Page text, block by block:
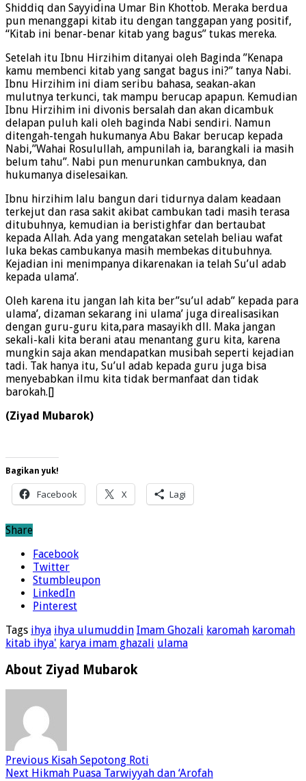
Setelah itu kitab Ihya itu diberikan kepada Abu Bakar As-
Shiddiq dan Sayyidina Umar Bin Khottob. Meraka berdua
pun menanggapi kitab itu dengan tanggapan yang positif,
Setelah itu Ibnu Hirzihim ditanyai oleh Baginda ”Kenapa
kamu membenci kitab yang sangat bagus ini?” tanya Nabi.
Ibnu Hirzihim ini diam seribu bahasa, seakan-akan
mulutnya terkunci, tak mampu berucap apapun. Kemudian
Ibnu Hirzihim ini divonis bersalah dan akan dicambuk
delapan puluh kali oleh baginda Nabi sendiri. Namun
ditengah-tengah hukumanya Abu Bakar berucap kepada
Nabi,”Wahai Rosulullah, ampunilah ia, barangkali ia masih
belum tahu”. Nabi pun menurunkan cambuknya, dan
Ibnu hirzihim lalu bangun dari tidurnya dalam keadaan
terkejut dan rasa sakit akibat cambukan tadi masih terasa
ditubuhnya, kemudian ia beristighfar dan bertaubat
kepada Allah. Ada yang mengatakan setelah beliau wafat
luka bekas cambukanya masih membekas ditubuhnya.
Kejadian ini menimpanya dikarenakan ia telah Su’ul adab
Oleh karena itu jangan lah kita ber”su’ul adab” kepada para
ulama’, dizaman sekarang ini ulama’ juga direalisasikan
dengan guru-guru kita,para masayikh dll. Maka jangan
sekali-kali kita berani atau menantang guru kita, karena
mungkin saja akan mendapatkan musibah seperti kejadian
tadi. Tak hanya itu, Su’ul adab kepada guru juga bisa
menyebabkan ilmu kita tidak bermanfaat dan tidak
Bagikan yuk!
Facebook X Lagi
Facebook
Twitter
Stumbleupon
LinkedIn
Tags ihya ihya ulumuddin Imam Ghozali
About Ziyad Mubarok
PreviousKisah Sepotong Roti